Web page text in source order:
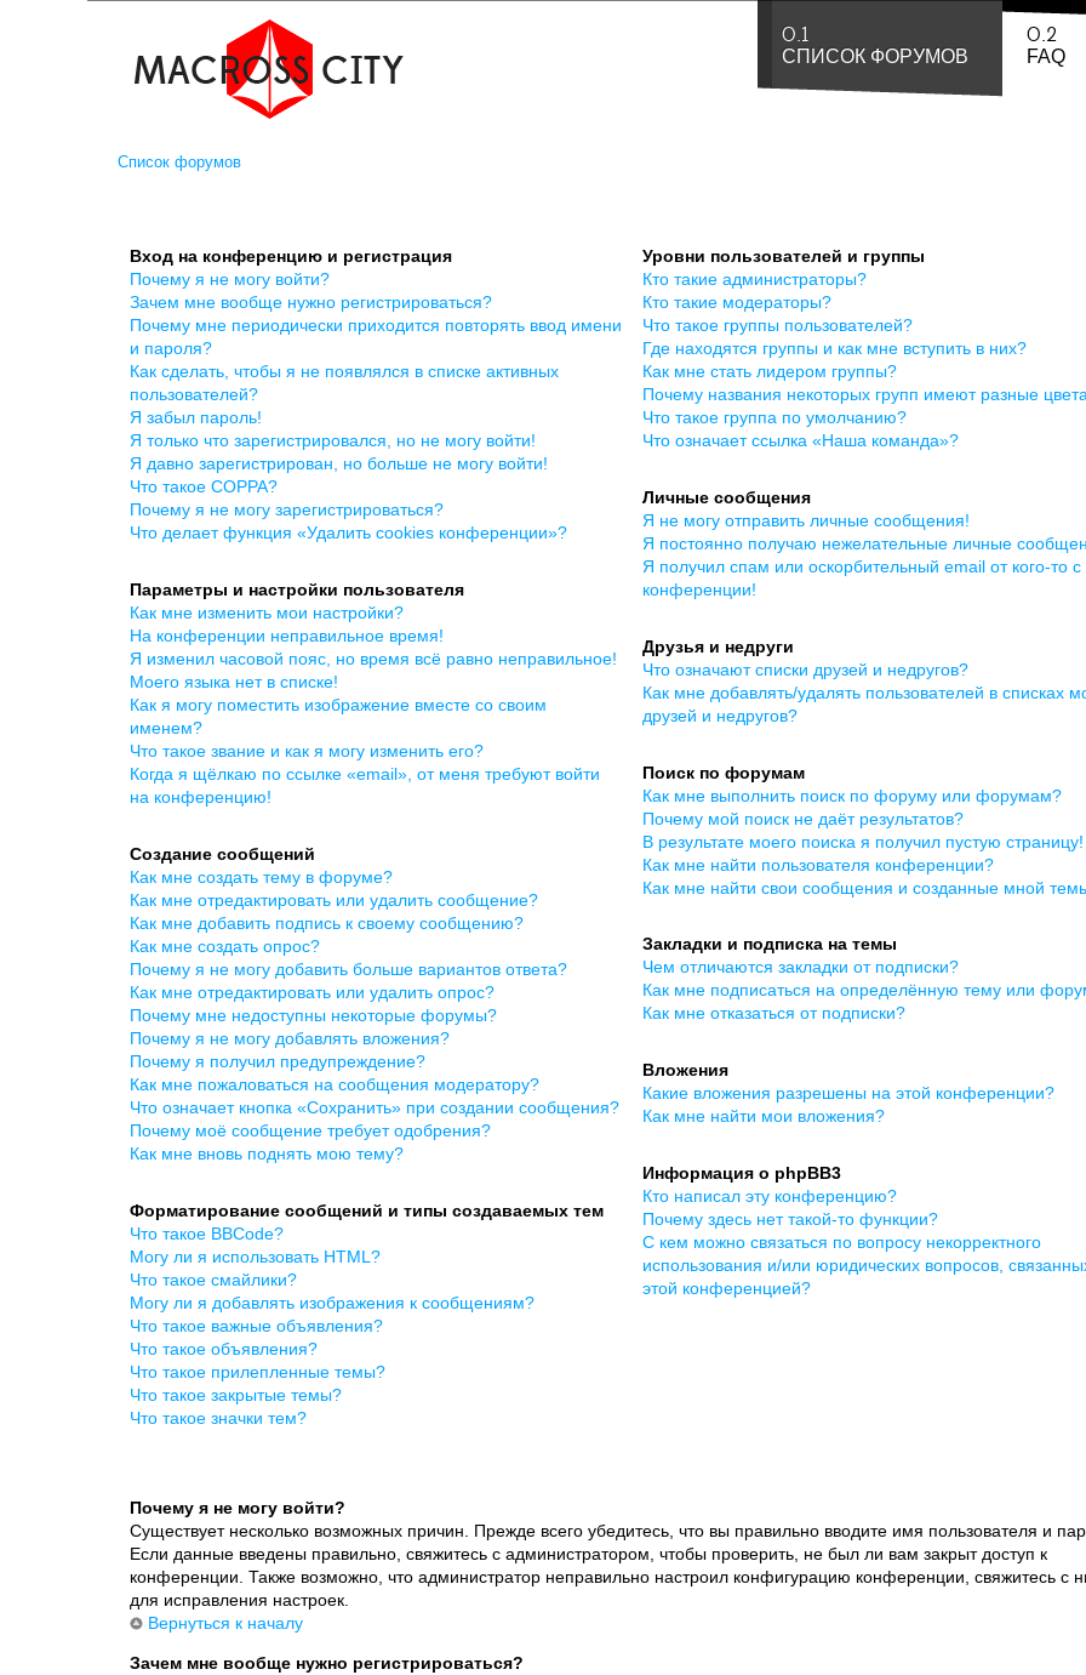
0.1
СПИСОК ФОРУМОВ
0.2
FAQ
Список форумов
Вход на конференцию и регистрация
Почему я не могу войти?
Зачем мне вообще нужно регистрироваться?
Почему мне периодически приходится повторять ввод имени
и пароля?
Как сделать, чтобы я не появлялся в списке активных
пользователей?
Я забыл пароль!
Я только что зарегистрировался, но не могу войти!
Я давно зарегистрирован, но больше не могу войти!
Что такое COPPA?
Почему я не могу зарегистрироваться?
Что делает функция «Удалить cookies конференции»?
Параметры и настройки пользователя
Как мне изменить мои настройки?
На конференции неправильное время!
Я изменил часовой пояс, но время всё равно неправильное!
Моего языка нет в списке!
Как я могу поместить изображение вместе со своим
именем?
Что такое звание и как я могу изменить его?
Когда я щёлкаю по ссылке «email», от меня требуют войти
на конференцию!
Создание сообщений
Как мне создать тему в форуме?
Как мне отредактировать или удалить сообщение?
Как мне добавить подпись к своему сообщению?
Как мне создать опрос?
Почему я не могу добавить больше вариантов ответа?
Как мне отредактировать или удалить опрос?
Почему мне недоступны некоторые форумы?
Почему я не могу добавлять вложения?
Почему я получил предупреждение?
Как мне пожаловаться на сообщения модератору?
Что означает кнопка «Сохранить» при создании сообщения?
Почему моё сообщение требует одобрения?
Как мне вновь поднять мою тему?
Форматирование сообщений и типы создаваемых тем
Что такое BBCode?
Могу ли я использовать HTML?
Что такое смайлики?
Могу ли я добавлять изображения к сообщениям?
Что такое важные объявления?
Что такое объявления?
Что такое прилепленные темы?
Что такое закрытые темы?
Что такое значки тем?
Уровни пользователей и группы
Кто такие администраторы?
Кто такие модераторы?
Что такое группы пользователей?
Где находятся группы и как мне вступить в них?
Как мне стать лидером группы?
Почему названия некоторых групп имеют разные
Что такое группа по умолчанию?
Что означает ссылка «Наша команда»?
Личные сообщения
Я не могу отправить личные сообщения!
Я постоянно получаю нежелательные личные
Я получил спам или оскорбительный email от кого-то с
конференции!
Друзья и недруги
Что означают списки друзей и недругов?
Как мне добавлять/удалять пользователей в списках
друзей и недругов?
Поиск по форумам
Как мне выполнить поиск по форуму или форумам?
Почему мой поиск не даёт результатов?
В результате моего поиска я получил пустую страницу!
Как мне найти пользователя конференции?
Как мне найти свои сообщения и созданные мной
Закладки и подписка на темы
Чем отличаются закладки от подписки?
Как мне подписаться на определённую тему или
Как мне отказаться от подписки?
Вложения
Какие вложения разрешены на этой конференции?
Как мне найти мои вложения?
Информация о phpBB3
Кто написал эту конференцию?
Почему здесь нет такой-то функции?
С кем можно связаться по вопросу некорректного
использования и/или юридических вопросов,
этой конференцией?
Почему я не могу войти?
Существует несколько возможных причин. Прежде всего убедитесь, что вы правильно вводите имя пользователя и
Если данные введены правильно, свяжитесь с администратором, чтобы проверить, не был ли вам закрыт доступ к
конференции. Также возможно, что администратор неправильно настроил конфигурацию конференции, свяжитесь с
для исправления настроек.
Вернуться к началу
Зачем мне вообще нужно регистрироваться?